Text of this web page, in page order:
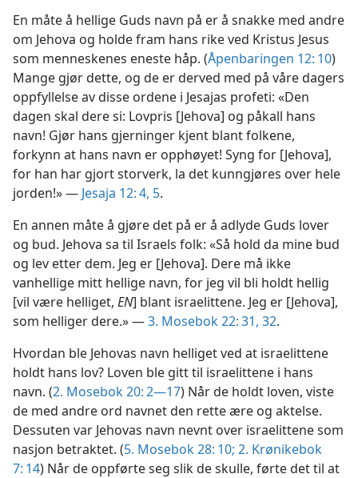
En måte å hellige Guds navn på er å snakke med andre
om Jehova og holde fram hans rike ved Kristus Jesus
som menneskenes eneste håp. (Åpenbaringen 12: 10)
Mange gjør dette, og de er derved med på våre dagers
oppfyllelse av disse ordene i Jesajas profeti: «Den
dagen skal dere si: Lovpris [Jehova] og påkall hans
navn! Gjør hans gjerninger kjent blant folkene,
forkynn at hans navn er opphøyet! Syng for [Jehova],
for han har gjort storverk, la det kunngjøres over hele
jorden!» — Jesaja 12: 4, 5.
En annen måte å gjøre det på er å adlyde Guds lover
og bud. Jehova sa til Israels folk: «Så hold da mine bud
og lev etter dem. Jeg er [Jehova]. Dere må ikke
vanhellige mitt hellige navn, for jeg vil bli holdt hellig
[vil være helliget, EN] blant israelittene. Jeg er [Jehova],
som helliger dere.» —3. Mosebok 22: 31, 32.
Hvordan ble Jehovas navn helliget ved at israelittene
holdt hans lov? Loven ble gitt til israelittene i hans
navn. (2. Mosebok 20: 2—17) Når de holdt loven, viste
de med andre ord navnet den rette ære og aktelse.
Dessuten var Jehovas navn nevnt over israelittene som
nasjon betraktet. (5. Mosebok 28: 10; 2. Krønikebok
7: 14) Når de oppførte seg slik de skulle, førte det til at